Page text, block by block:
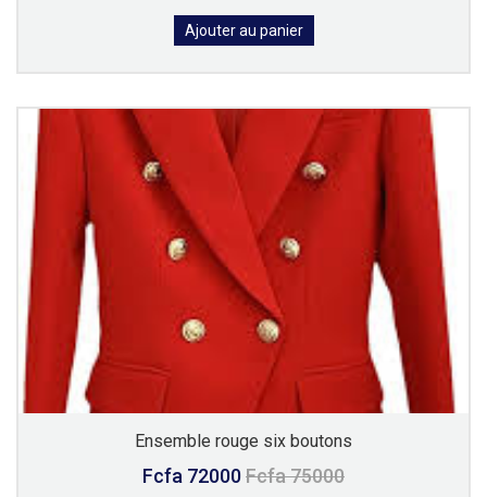
Ajouter au panier
Ensemble rouge six boutons
Fcfa 72000Fcfa 75000